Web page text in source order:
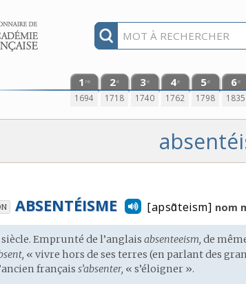
1 re
1694
2e
1718
3e
1740
4e
1762
5e
1798
6e
1835
ABSENTÉISME [apsɑ̃teism] nom
siècle. Emprunté de l’anglais absenteeism, de
« vivre hors de ses terres (en parlant des
ancien français s’absenter, « s’éloigner ».